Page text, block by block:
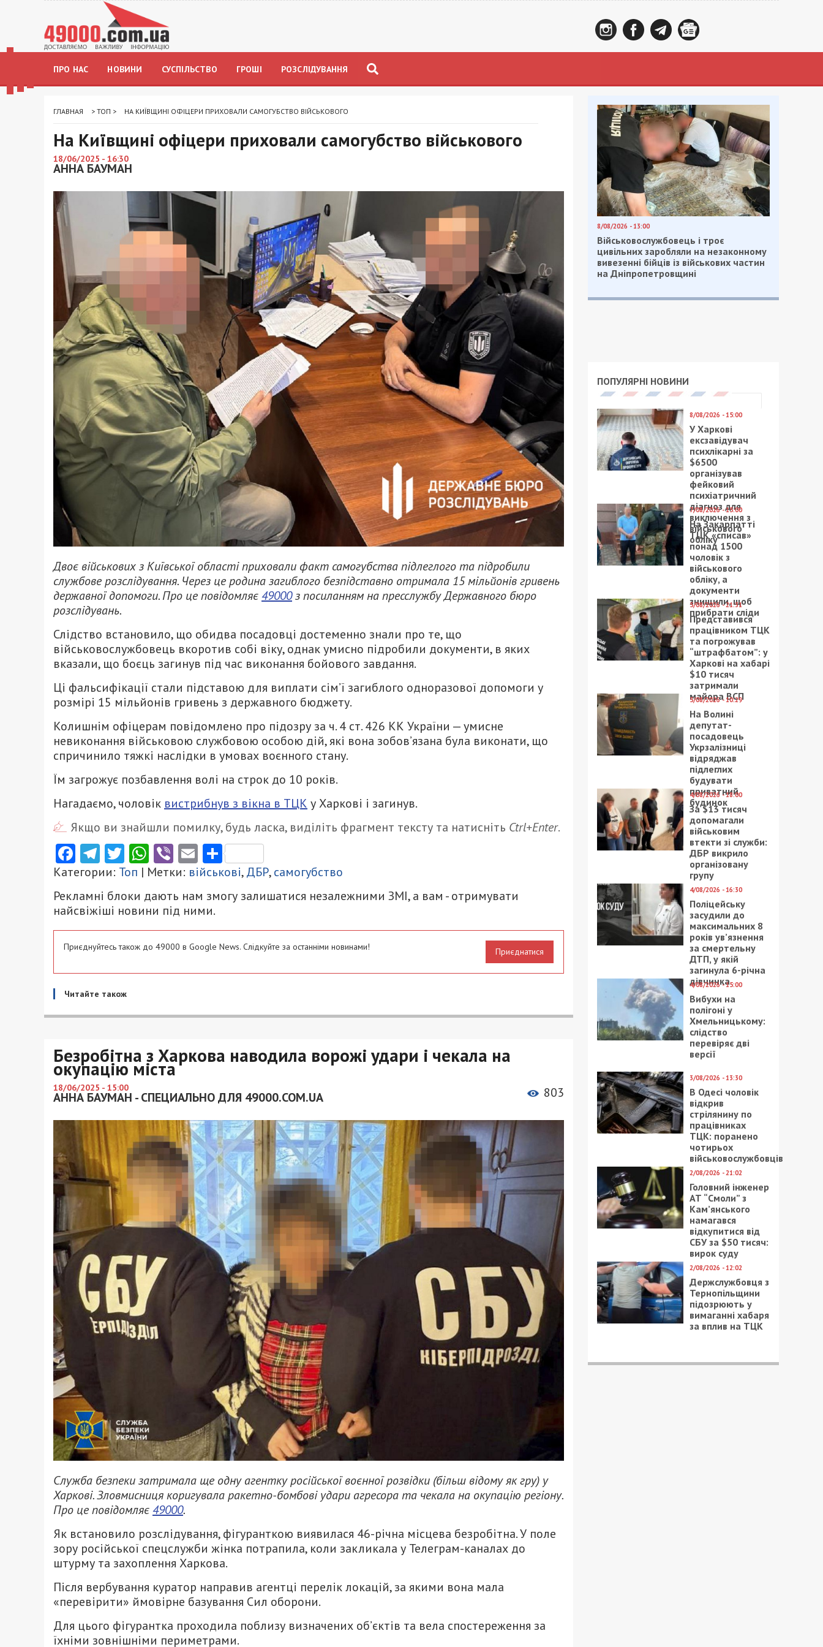
ПРО НАС НОВИНИ СУСПІЛЬСТВО ГРОШІ РОЗСЛІДУВАННЯ
ГЛАВНАЯ > ТОП > НА КИЇВЩИНІ ОФІЦЕРИ ПРИХОВАЛИ САМОГУБСТВО ВІЙСЬКОВОГО
На Київщині офіцери приховали самогубство військового
18/06/2025 - 16:30
АННА БАУМАН
Двоє військових з Київської області приховали факт самогубства підлеглого та підробили
службове розслідування. Через це родина загиблого безпідставно отримала 15 мільйонів гривень
державної допомоги. Про це повідомляє49000з посиланням на пресслужбу Державного бюро
розслідувань.
Слідство встановило, що обидва посадовці достеменно знали про те, що
військовослужбовець вкоротив собі віку, однак умисно підробили документи, в яких
вказали, що боєць загинув під час виконання бойового завдання.
Ці фальсифікації стали підставою для виплати сім’ї загиблого одноразової допомоги у
розмірі 15 мільйонів гривень з державного бюджету.
Колишнім офіцерам повідомлено про підозру за ч. 4 ст. 426 КК України — умисне
невиконання військовою службовою особою дій, які вона зобов’язана була виконати, що
спричинило тяжкі наслідки в умовах воєнного стану.
Їм загрожує позбавлення волі на строк до 10 років.
Нагадаємо, чоловік вистрибнув з вікна в ТЦК у Харкові і загинув.
Якщо ви знайшли помилку, будь ласка, виділіть фрагмент тексту та натисніть Ctrl+Enter.
Facebook
Telegram
Twitter
WhatsApp
ViberEmailПоділитися
Категории: Топ | Метки: військові,ДБР,самогубство
Рекламні блоки дають нам змогу залишатися незалежними ЗМІ, а вам - отримувати
найсвіжіші новини під ними.
Приєднуйтесь також до 49000 в Google News. Слідкуйте за останніми новинами! Приєднатися
Читайте також
Безробітна з Харкова наводила ворожі удари і чекала на
окупацію міста
18/06/2025 - 15:00
АННА БАУМАН - СПЕЦИАЛЬНО ДЛЯ 49000.COM.UA 803
Служба безпеки затримала ще одну агентку російської воєнної розвідки (більш відому як гру) у
Харкові. Зловмисниця коригувала ракетно-бомбові удари агресора та чекала на окупацію регіону.
Про це повідомляє49000.
Як встановило розслідування, фігуранткою виявилася 46-річна місцева безробітна. У поле
зору російської спецслужби жінка потрапила, коли закликала у Телеграм-каналах до
штурму та захоплення Харкова.
Після вербування куратор направив агентці перелік локацій, за якими вона мала
«перевірити» ймовірне базування Сил оборони.
Для цього фігурантка проходила поблизу визначених об’єктів та вела спостереження за
їхніми зовнішніми периметрами.
8/08/2026 - 13:00
Військовослужбовець і троє
цивільних заробляли на незаконному
вивезенні бійців із військових частин
на Дніпропетровщині
ПОПУЛЯРНІ НОВИНИ
8/08/2026 - 15:00
У Харкові
ексзавідувач
психлікарні за
$6500
організував
фейковий
психіатричний
діагноз для
виключення з
військового
обліку
7/08/2026 - 15:00
На Закарпатті
ТЦК «списав»
понад 1500
чоловік з
військового
обліку, а
документи
знищили, щоб
прибрати сліди
5/08/2026 - 21:31
Представився
працівником ТЦК
та погрожував
“штрафбатом”: у
Харкові на хабарі
$10 тисяч
затримали
майора ВСП
5/08/2026 - 10:29
На Волині
депутат-
посадовець
Укрзалізниці
відряджав
підлеглих
будувати
приватний
будинок
4/08/2026 - 18:00
За $13 тисяч
допомагали
військовим
втекти зі служби:
ДБР викрило
організовану
групу
4/08/2026 - 16:30
Поліцейську
засудили до
максимальних 8
років ув’язнення
за смертельну
ДТП, у якій
загинула 6-річна
дівчинка
4/08/2026 - 15:00
Вибухи на
полігоні у
Хмельницькому:
слідство
перевіряє дві
версії
3/08/2026 - 13:30
В Одесі чоловік
відкрив
стрілянину по
працівниках
ТЦК: поранено
чотирьох
військовослужбовців
2/08/2026 - 21:02
Головний інженер
АТ “Смоли” з
Кам’янського
намагався
відкупитися від
СБУ за $50 тисяч:
вирок суду
2/08/2026 - 12:02
Держслужбовця з
Тернопільщини
підозрюють у
вимаганні хабаря
за вплив на ТЦК